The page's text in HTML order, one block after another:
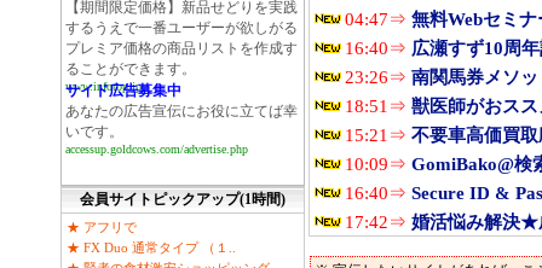
【期間限定価格】新品せどりを実践
するうえで一番ユーザーが欲しがる
プレミア価格の商品リストを作成す
ることができます。
www.infotop.jp
サイド広告募集中
あなたの広告宣伝にお役に立てば幸
いです。
accessup.goldcows.com/advertise.php
会員サイトピックアップ(1時間)
★ アフリで
★ FX Duo 通常タイプ （１..
04:47⇒ 無料Webセミ
16:40⇒ 広瀬すず10周
23:26⇒ 南関馬券メソ
18:51⇒ 獣医師がおス
15:21⇒ 不要車高価買
10:09⇒ GomiBako@検
16:40⇒ Secure ID &
17:42⇒ 婚活悩み解決★